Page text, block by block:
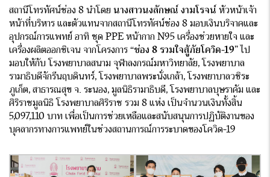
สถานีโทรทัศน์ช่อง 8 นำโดย นางสาวนงลักษณ์ งามโรจน์ หัวหน้าเจ้า
หน้าที่บริหาร และตัวแทนจากสถานีโทรทัศน์ช่อง 8 มอบเงินบริจาคและ
อุปกรณ์การแพทย์ อาทิ ชุด PPE หน้ากาก N95 เครื่องช่วยหายใจ และ
เครื่องผลิตออกซิเจน จากโครงการ “ช่อง 8 รวมใจสู้ภัยโควิด-19” ไป
มอบให้กับ โรงพยาบาลสนาม จุฬาลงกรณ์มหาวิทยาลัย, โรงพยาบาล
รามาธิบดีจักรีนฤบดินทร์, โรงพยาบาลพระนั่งเกล้า, โรงพยาบาลวชิระ
ภูเก็ต, สาธารณสุข จ. ระนอง, มูลนิธิรามาธิบดี, โรงพยาบาลบุษราคัม และ
ศิริราชมูลนิธิ โรงพยาบาลศิริราช รวม 8 แห่ง เป็นจำนวนเงินทั้งสิ้น
5,097,110 บาท เพื่อเป็นการช่วยเหลือและสนับสนุนการปฏิบัติงานของ
บุคลากรทางการแพทย์ในช่วงสถานการณ์การระบาดของโควิด-19